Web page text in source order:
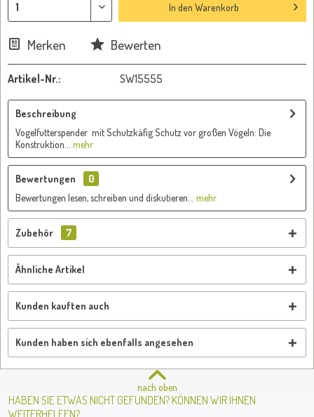
In den Warenkorb
Merken Bewerten
Artikel-Nr.: SW15555
Beschreibung
Vogelfutterspender mit Schutzkäfig Schutz vor großen Vögeln: Die
Konstruktion...
mehr
Bewertungen
0
Bewertungen lesen, schreiben und diskutieren...
mehr
Zubehör 7
Ähnliche Artikel
Kunden kauften auch
Kunden haben sich ebenfalls angesehen
nach oben
HABEN SIE ETWAS NICHT GEFUNDEN? KÖNNEN WIR IHNEN
WEITERHELFEN?